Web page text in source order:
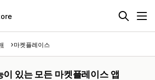
마켓플레이스
있는 모든 마켓플레이스 앱